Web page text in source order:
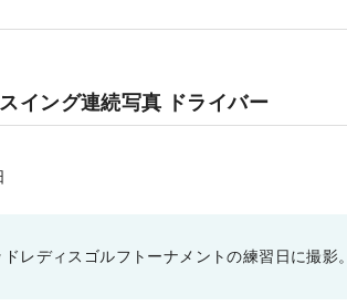
イング連続写真 ドライバー
レディスゴルフトーナメントの練習日に撮影。